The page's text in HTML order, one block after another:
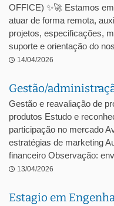
OFFICE) ✨🚀 Estamos
atuar de forma remota,
projetos, especificações,
suporte e orientação do
14/04/2026
Gestão/
Gestão e reavaliação de
produtos Estudo e
participação no mercado
estratégias de marketing
financeiro Observação:
13/04/2026
Estagio em